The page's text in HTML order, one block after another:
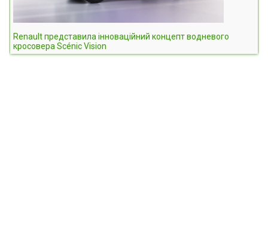
Renault представила інноваційний концепт водневого
кросовера Scénic Vision